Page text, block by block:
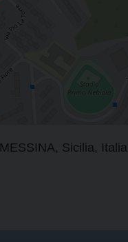
Sicilia, Italia